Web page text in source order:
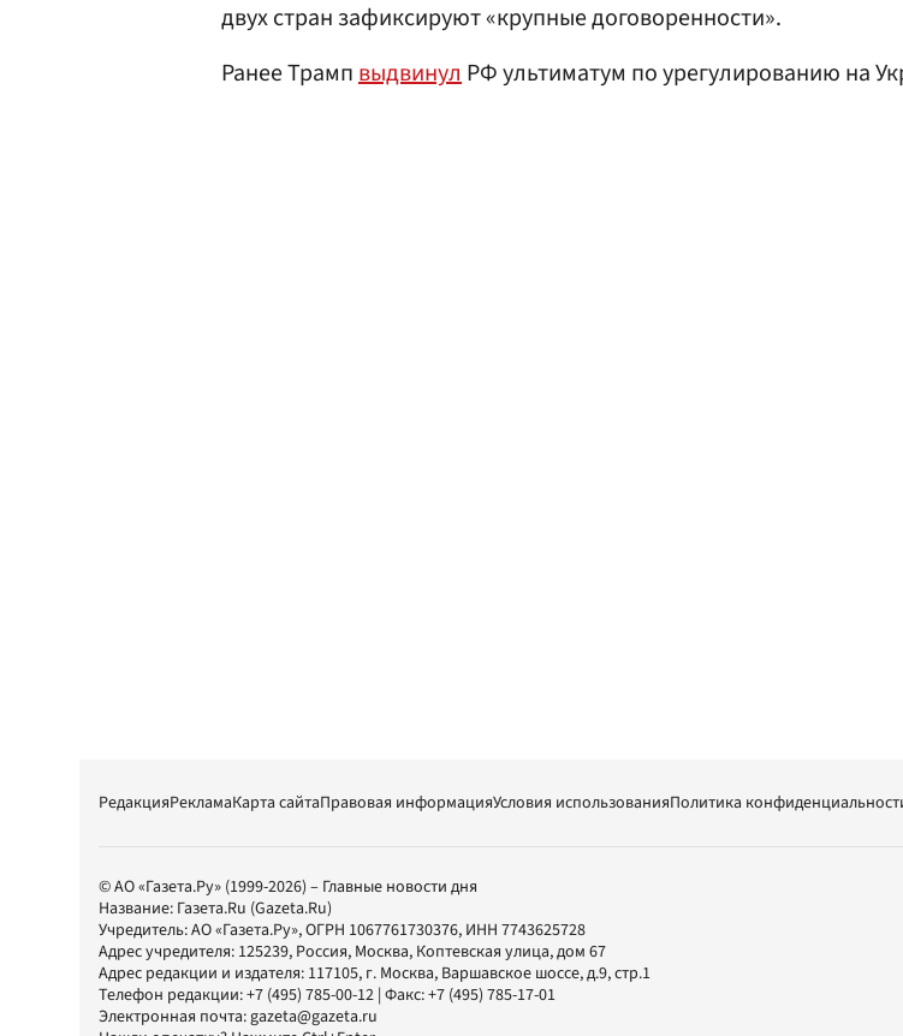
двух стран зафиксируют «крупные договоренности».
Ранее ТрампвыдвинулРФ ультиматум по урегулированию на
РедакцияРекламаКарта сайтаПравовая информацияУсловия использованияПолитика
© АО «Газета.Ру» (1999-2026) – Главные новости дня
Название: Газета.Ru (Gazeta.Ru)
Учредитель:АО «Газета.Ру», ОГРН 1067761730376, ИНН 7743625728
Адрес учредителя: 125239, Россия, Москва, Коптевская улица, дом 67
Адрес редакции и издателя: 117105, г. Москва, Варшавское шоссе, д.9, стр.1
Телефон редакции:+7 (495) 785-00-12 | Факс:+7 (495) 785-17-01
Электронная почта:gazeta@gazeta.ru